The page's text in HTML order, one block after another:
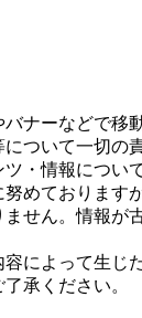
ナーなどで移
ついて一切の
・情報につい
めております
せん。情報が
によって生じ
承ください。